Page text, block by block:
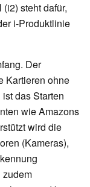
steht dafür,
i-Produktlinie
Der
Kartieren ohne
das Starten
wie Amazons
wird die
(Kameras),
zudem